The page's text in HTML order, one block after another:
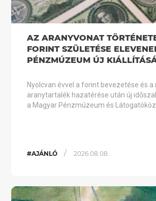
AZ ARANYVONAT
FORINT SZÜLETÉSE
PÉNZMÚZEUM ÚJ
Nyolcvan évvel a forint bevezetése és a
aranytartalék hazatérése után új
a Magyar Pénzmúzeum és
#AJÁNLÓ / 2026.08.08.